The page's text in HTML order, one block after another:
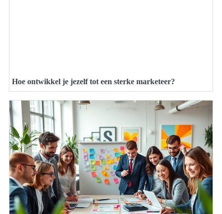
Hoe ontwikkel je jezelf tot een sterke marketeer?